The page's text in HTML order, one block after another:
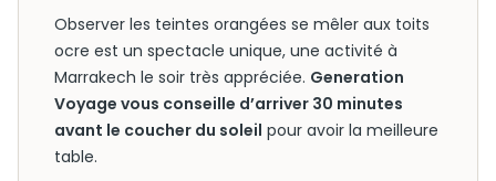
Observer les teintes orangées se mêler aux toits
ocre est un spectacle unique, une activité à
Marrakech le soir très appréciée. Generation
Voyage vous conseille d’arriver 30 minutes
avant le coucher du soleil pour avoir la meilleure
table.